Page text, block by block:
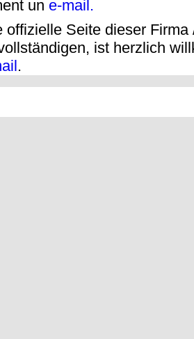
un e-mail.
offizielle Seite dieser
ist herzlich
.